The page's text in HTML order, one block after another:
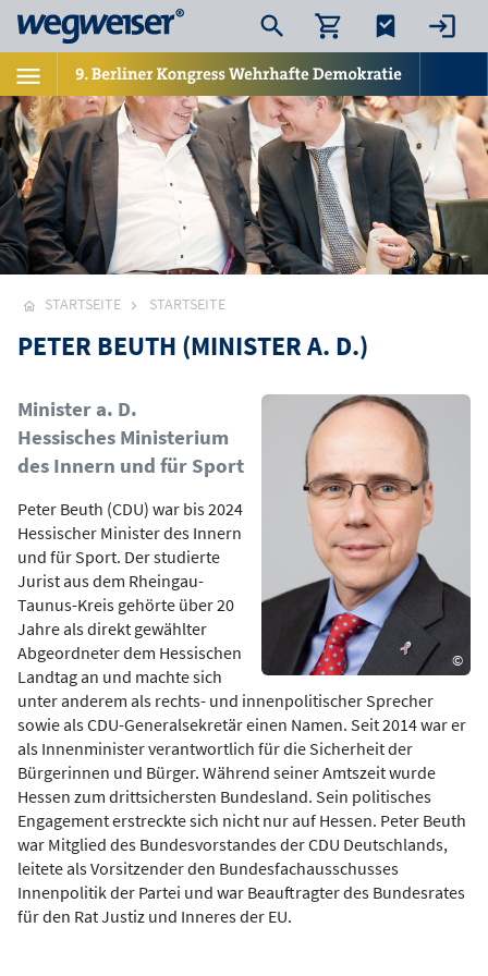
STARTSEITE STARTSEITE
PETER BEUTH (MINISTER A. D.)
Bild
©
Minister a. D.
Hessisches Ministerium
des Innern und für Sport
Peter Beuth (CDU) war bis 2024
Hessischer Minister des Innern
und für Sport. Der studierte
Jurist aus dem Rheingau-
Taunus-Kreis gehörte über 20
Jahre als direkt gewählter
Abgeordneter dem Hessischen
Landtag an und machte sich
unter anderem als rechts- und innenpolitischer Sprecher
sowie als CDU-Generalsekretär einen Namen. Seit 2014 war er
als Innenminister verantwortlich für die Sicherheit der
Bürgerinnen und Bürger. Während seiner Amtszeit wurde
Hessen zum drittsichersten Bundesland. Sein politisches
Engagement erstreckte sich nicht nur auf Hessen. Peter Beuth
war Mitglied des Bundesvorstandes der CDU Deutschlands,
leitete als Vorsitzender den Bundesfachausschusses
Innenpolitik der Partei und war Beauftragter des Bundesrates
für den Rat Justiz und Inneres der EU.